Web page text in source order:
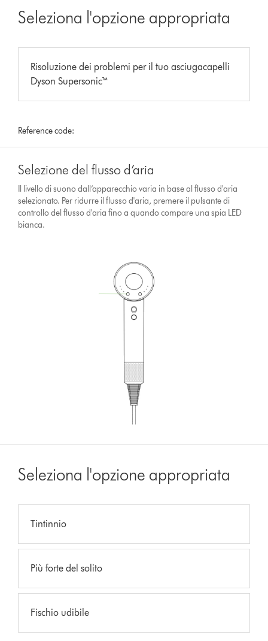
Seleziona l'opzione appropriata
Risoluzione dei problemi per il tuo asciugacapelli
Dyson Supersonic™
Reference code:
Selezione del flusso d’aria
Il livello di suono dall’apparecchio varia in base al flusso d'aria
selezionato. Per ridurre il flusso d'aria, premere il pulsante di
controllo del flusso d'aria fino a quando compare una spia LED
bianca.
Seleziona l'opzione appropriata
Tintinnio
Più forte del solito
Fischio udibile